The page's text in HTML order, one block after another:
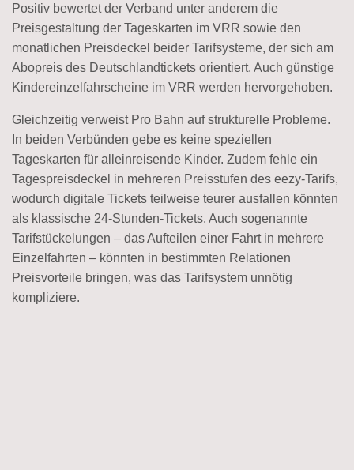
Positiv bewertet der Verband unter anderem die
Preisgestaltung der Tageskarten im VRR sowie den
monatlichen Preisdeckel beider Tarifsysteme, der sich am
Abopreis des Deutschlandtickets orientiert. Auch günstige
Kindereinzelfahrscheine im VRR werden hervorgehoben.
Gleichzeitig verweist Pro Bahn auf strukturelle Probleme.
In beiden Verbünden gebe es keine speziellen
Tageskarten für alleinreisende Kinder. Zudem fehle ein
Tagespreisdeckel in mehreren Preisstufen des eezy-Tarifs,
wodurch digitale Tickets teilweise teurer ausfallen könnten
als klassische 24-Stunden-Tickets. Auch sogenannte
Tarifstückelungen – das Aufteilen einer Fahrt in mehrere
Einzelfahrten – könnten in bestimmten Relationen
Preisvorteile bringen, was das Tarifsystem unnötig
kompliziere.